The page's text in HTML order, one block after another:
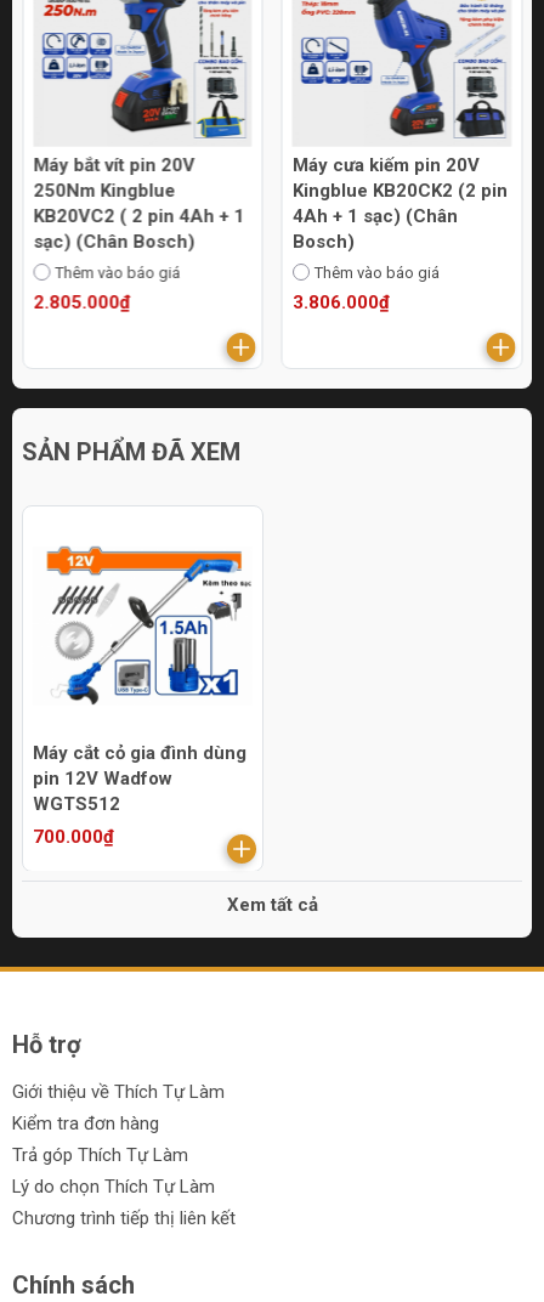
Máy bắt vít pin 20V
250Nm Kingblue
KB20VC2 ( 2 pin 4Ah + 1
sạc) (Chân Bosch)
Thêm vào báo giá
2.805.000₫
Máy cưa kiếm pin 20V
Kingblue KB20CK2 (2 pin
4Ah + 1 sạc) (Chân
Bosch)
Thêm vào báo giá
3.806.000₫
SẢN PHẨM ĐÃ XEM
Máy cắt cỏ gia đình dùng
pin 12V Wadfow
WGTS512
700.000₫
Xem tất cả
Hỗ trợ
Giới thiệu về Thích Tự Làm
Kiểm tra đơn hàng
Trả góp Thích Tự Làm
Lý do chọn Thích Tự Làm
Chương trình tiếp thị liên kết
Chính sách